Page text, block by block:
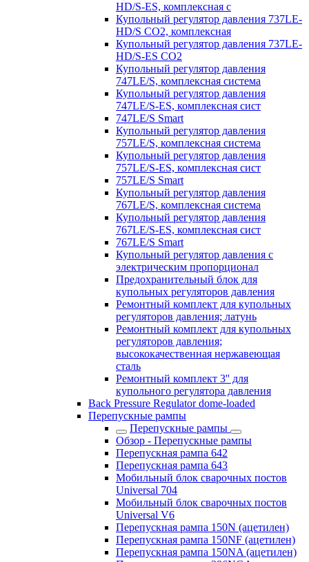
HD/S-ES, комплексная с
Купольный регулятор давления 737LE-
HD/S CO2, комплексная
Купольный регулятор давления 737LE-
HD/S-ES CO2
Купольный регулятор давления
747LE/S, комплексная система
Купольный регулятор давления
747LE/S-ES, комплексная сист
747LE/S Smart
Купольный регулятор давления
757LE/S, комплексная система
Купольный регулятор давления
757LE/S-ES, комплексная сист
757LE/S Smart
Купольный регулятор давления
767LE/S, комплексная система
Купольный регулятор давления
767LE/S-ES, комплексная сист
767LE/S Smart
Купольный регулятор давления с
электрическим пропорционал
Предохранительный блок для
купольных регуляторов давления
Ремонтный комплект для купольных
регуляторов давления; латунь
Ремонтный комплект для купольных
регуляторов давления;
высококачественная нержавеющая
сталь
Ремонтный комплект 3'' для
купольного регулятора давления
Back Pressure Regulator dome-loaded
Перепускные рампы
Перепускные рампы
Обзор - Перепускные рампы
Перепускная рампа 642
Перепускная рампа 643
Мобильный блок сварочных постов
Universal 704
Мобильный блок сварочных постов
Universal V6
Перепускная рампа 150N (ацетилен)
Перепускная рампа 150NF (ацетилен)
Перепускная рампа 150NA (ацетилен)